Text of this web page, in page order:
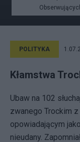
POLITYKA
Kłamstwa
Ubaw na 102
zwanego Trockim
opowiadającym
nieudany.